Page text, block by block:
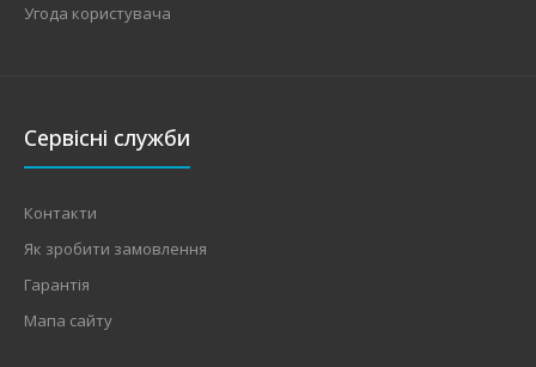
Угода користувача
Сервісні служби
Контакти
Як зробити замовлення
Гарантія
Мапа сайту